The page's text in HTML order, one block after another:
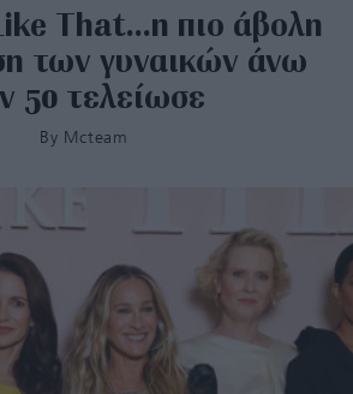
That…η πιο άβολη
των γυναικών άνω
50 τελείωσε
By Mcteam